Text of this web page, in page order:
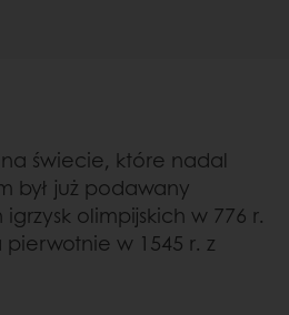
świecie, które nadal
był już podawany
olimpijskich w 776 r.
w 1545 r. z